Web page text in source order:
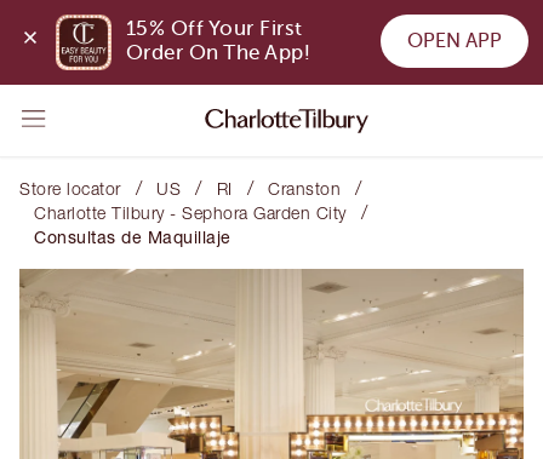
15% Off Your First
Order On The App!
OPEN APP
Store locator / US / RI / Cranston /
Charlotte Tilbury - Sephora Garden City /
Consultas de Maquillaje